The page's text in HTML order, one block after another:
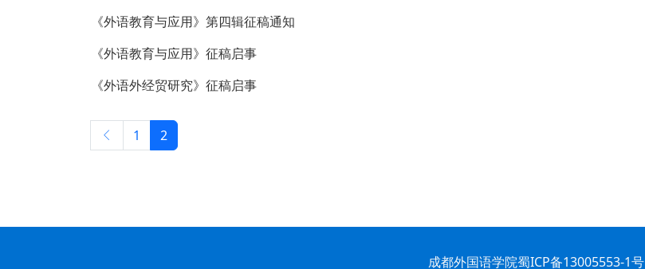
《外语教育与应用》第四辑征稿通知
《外语教育与应用》征稿启事
《外语外经贸研究》征稿启事
1 2
成都外国语学院蜀ICP备13005553-1号